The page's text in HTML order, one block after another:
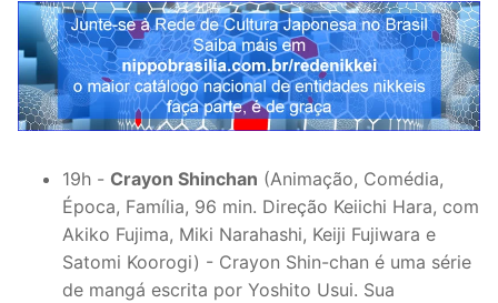
19h - Crayon Shinchan (Animação, Comédia,
Época, Família, 96 min. Direção Keiichi Hara, com
Akiko Fujima, Miki Narahashi, Keiji Fujiwara e
Satomi Koorogi) - Crayon Shin-chan é uma série
de mangá escrita por Yoshito Usui. Sua